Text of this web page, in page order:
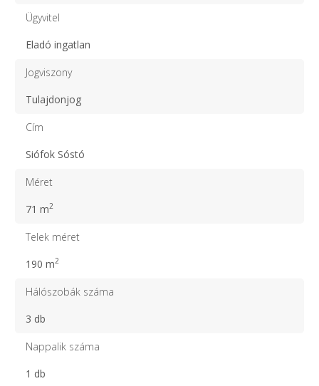
Ügyvitel
Eladó ingatlan
Jogviszony
Tulajdonjog
Cím
Siófok Sóstó
Méret
71 m2
Telek méret
190 m2
Hálószobák száma
3 db
Nappalik száma
1 db